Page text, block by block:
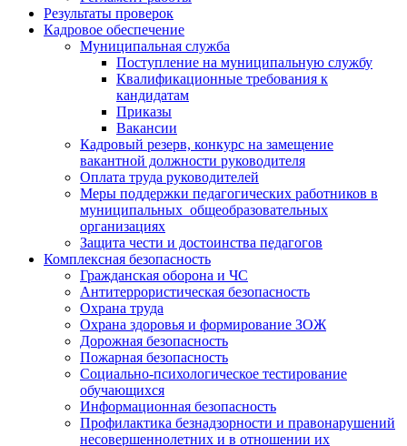
Результаты проверок
Кадровое обеспечение
Муниципальная служба
Поступление на муниципальную службу
Квалификационные требования к
кандидатам
Приказы
Вакансии
Кадровый резерв, конкурс на замещение
вакантной должности руководителя
Оплата труда руководителей
Меры поддержки педагогических работников в
муниципальных общеобразовательных
организациях
Защита чести и достоинства педагогов
Комплексная безопасность
Гражданская оборона и ЧС
Антитеррористическая безопасность
Охрана труда
Охрана здоровья и формирование ЗОЖ
Дорожная безопасность
Пожарная безопасность
Социально-психологическое тестирование
обучающихся
Информационная безопасность
Профилактика безнадзорности и правонарушений
несовершеннолетних и в отношении их